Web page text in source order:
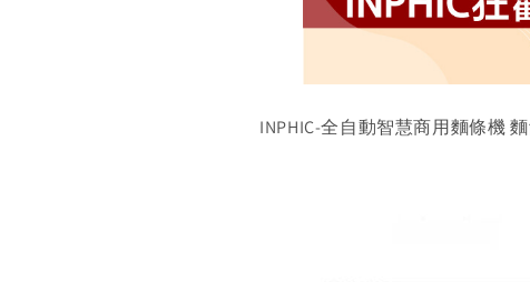
INPHIC-全自動智慧商用麵條機